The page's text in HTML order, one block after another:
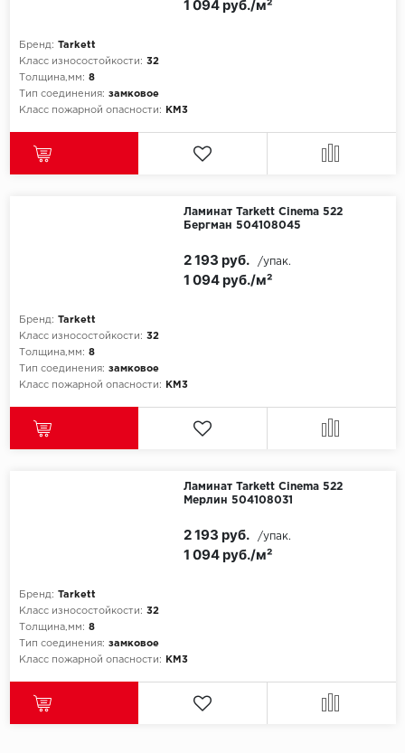
Бренд: Tarkett
Класс износостойкости: 32
Толщина,мм: 8
Тип соединения: замковое
Класс пожарной опасности:
КМ3
1 094 руб./м²
Ламинат Tarkett Cinema 522
Бергман 504108045
Бренд: Tarkett
Класс износостойкости: 32
Толщина,мм: 8
Тип соединения: замковое
Класс пожарной опасности:
КМ3
1 094 руб./м²
2 193 руб. /упак.
Ламинат Tarkett Cinema 522
Мерлин 504108031
Бренд: Tarkett
Класс износостойкости: 32
Толщина,мм: 8
Тип соединения: замковое
Класс пожарной опасности:
КМ3
1 094 руб./м²
2 193 руб. /упак.